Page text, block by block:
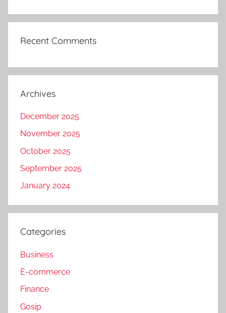
Recent Comments
Archives
December 2025
November 2025
October 2025
September 2025
January 2024
Categories
Business
E-commerce
Finance
Gosip